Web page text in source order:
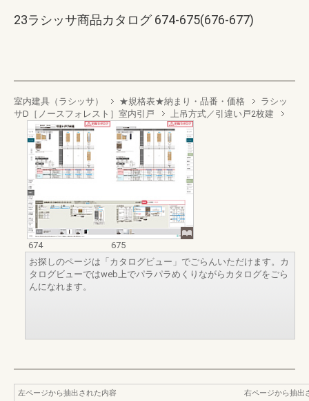
23ラシッサ商品カタログ 674-675(676-677)
室内建具（ラシッサ） ★規格表★納まり・品番・価格
ラシッ
サD［ノースフォレスト］室内引戸
上吊方式／引違い戸2枚建
674
675
お探しのページは「カタログビュー」でごらんいただけます。カ
タログビューではweb上でパラパラめくりながらカタログをごら
んになれます。
左ページから抽出された内容
右ページから抽出